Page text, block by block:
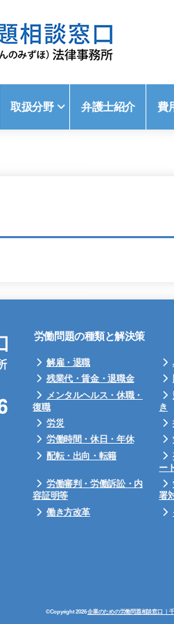
取扱分野 弁護士紹介 費
労働問題の種類と解決策
解雇・退職
残業代・賃金・退職金
メンタルヘルス・休職・
復職
き
労災
労働時間・休日・年休
配転・出向・転籍
ー
労働審判・労働訴訟・内
容証明等
署
働き方改革
©Copyright 2026企業のための労働問題相談窓口 ｜